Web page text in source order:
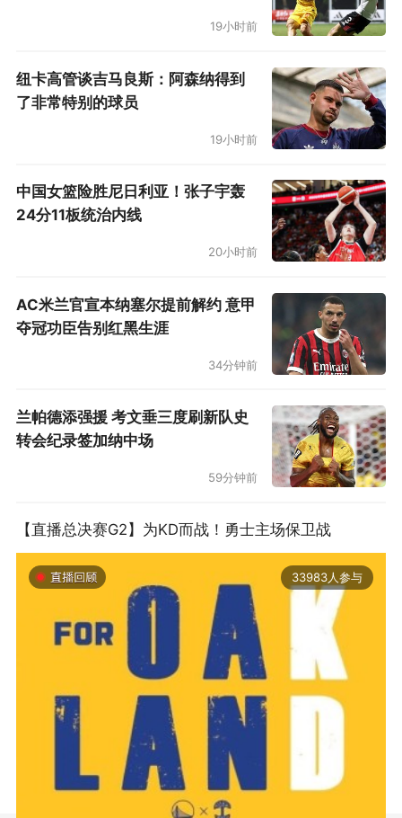
19小时前
纽卡高管谈吉马良斯：阿森纳得到
了非常特别的球员
19小时前
中国女篮险胜尼日利亚！张子宇轰
24分11板统治内线
20小时前
AC米兰官宣本纳塞尔提前解约 意甲
夺冠功臣告别红黑生涯
34分钟前
兰帕德添强援 考文垂三度刷新队史
转会纪录签加纳中场
59分钟前
【直播总决赛G2】为KD而战！勇士主场保卫战
33983人参与
2019-06-14 01:03